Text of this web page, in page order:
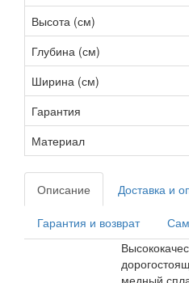
Высота (см)
Глубина (см)
Ширина (см)
Гарантия
Материал
Описание Доставка и
Гарантия и возврат
медный